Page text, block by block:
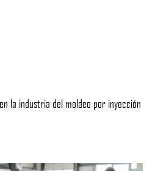
la industria del moldeo por inyección